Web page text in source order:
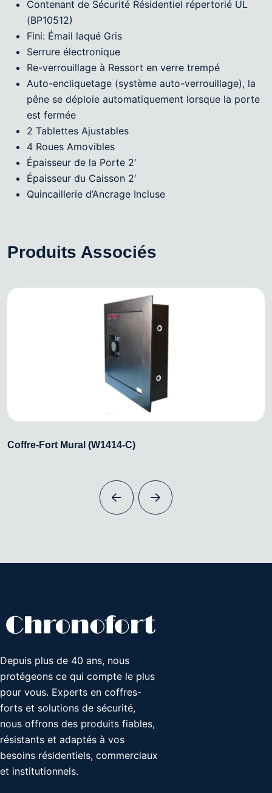
Contenant de Sécurité Résidentiel répertorié UL
(BP10512)
Fini: Émail laqué Gris
Serrure électronique
Re-verrouillage à Ressort en verre trempé
Auto-encliquetage (système auto-verrouillage), la
pêne se déploie automatiquement lorsque la porte
est fermée
2 Tablettes Ajustables
4 Roues Amovibles
Épaisseur de la Porte 2′
Épaisseur du Caisson 2′
Quincaillerie d’Ancrage Incluse
Produits Associés
Coffre-Fort Mural (W1414-C)
Depuis plus de 40 ans, nous
protégeons ce qui compte le plus
pour vous. Experts en coffres-
forts et solutions de sécurité,
nous offrons des produits fiables,
résistants et adaptés à vos
besoins résidentiels, commerciaux
et institutionnels.